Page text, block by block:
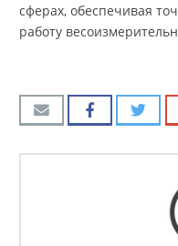
сферах, обеспечивая
работу